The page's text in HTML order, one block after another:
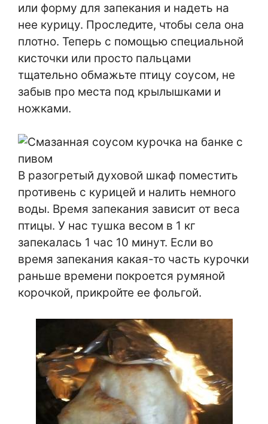
или форму для запекания и надеть на
нее курицу. Проследите, чтобы села она
плотно. Теперь с помощью специальной
кисточки или просто пальцами
тщательно обмажьте птицу соусом, не
забыв про места под крылышками и
ножками.
В разогретый духовой шкаф поместить
противень с курицей и налить немного
воды. Время запекания зависит от веса
птицы. У нас тушка весом в 1 кг
запекалась 1 час 10 минут. Если во
время запекания какая-то часть курочки
раньше времени покроется румяной
корочкой, прикройте ее фольгой.